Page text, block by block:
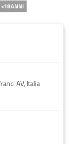
<18 ANNI
AV, Italia